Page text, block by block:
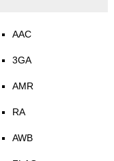
AAC
3GA
AMR
RA
AWB